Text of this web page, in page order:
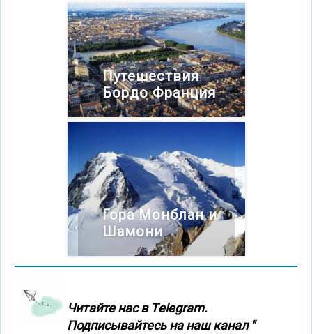
Путешествия
Бордо Франция
Гора Монблан и
Шамони
Читайте нас в Тelegram.
Подписывайтесь на наш канал "